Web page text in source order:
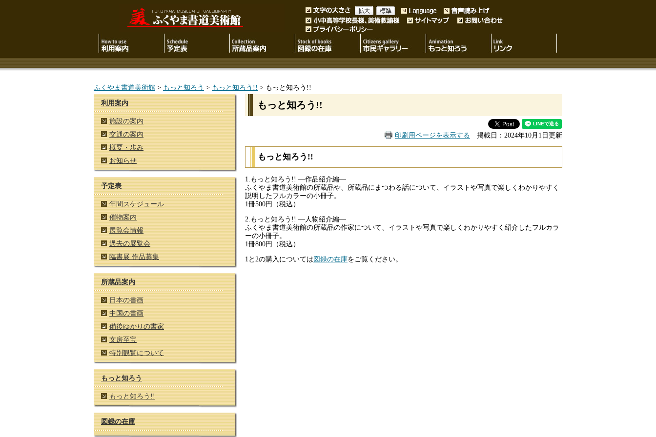
ふくやま書道美術館 > もっと知ろう > もっと知ろう!! > もっと知ろう!!
利用案内
施設の案内
交通の案内
概要・歩み
お知らせ
予定表
年間スケジュール
催物案内
展覧会情報
過去の展覧会
臨書展 作品募集
所蔵品案内
日本の書画
中国の書画
備後ゆかりの書家
文房至宝
特別観覧について
もっと知ろう
もっと知ろう!!
図録の在庫
もっと知ろう!!
印刷用ページを表示する 掲載日：2024年10月1日更新
もっと知ろう!!
1.もっと知ろう!! ―作品紹介編―
ふくやま書道美術館の所蔵品や、所蔵品にまつわる話について、イラストや写真で楽しくわかりやすく
説明したフルカラーの小冊子。
1冊500円（税込）
2.もっと知ろう!! ―人物紹介編―
ふくやま書道美術館の所蔵品の作家について、イラストや写真で楽しくわかりやすく紹介したフルカラ
ーの小冊子。
1冊800円（税込）
1と2の購入については図録の在庫をご覧ください。